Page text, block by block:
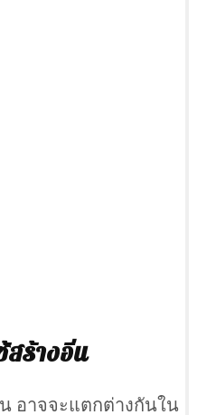
ร้างอิ่น
อาจจะแตกต่างกันใน